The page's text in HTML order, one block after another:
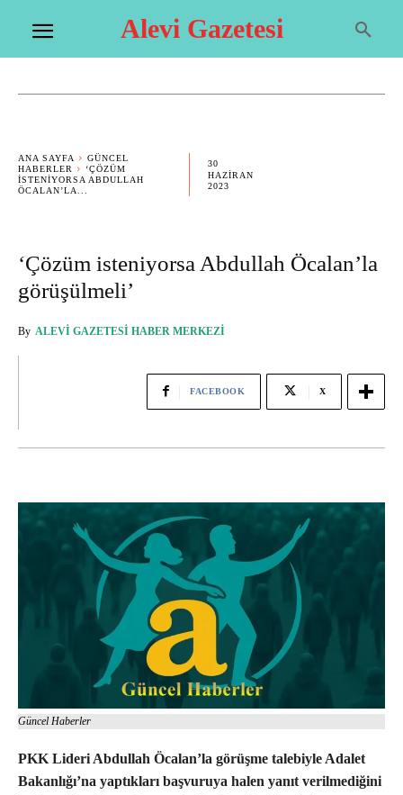
Alevi Gazetesi
ANA SAYFA
GÜNCEL
HABERLER
‘ÇÖZÜM
ISTENIYORSA ABDULLAH
ÖCALAN’LA...
30
HAZIRAN
2023
‘Çözüm isteniyorsa Abdullah Öcalan’la
görüşülmeli’
By ALEVI GAZETESI HABER MERKEZI
FACEBOOK X
Güncel Haberler
PKK Lideri Abdullah Öcalan’la görüşme talebiyle Adalet
Bakanlığı’na yaptıkları başvuruya halen yanıt verilmediğini